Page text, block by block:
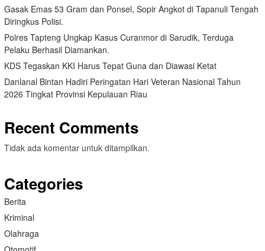
Gasak Emas 53 Gram dan Ponsel, Sopir Angkot di Tapanuli Tengah
Diringkus Polisi.
Polres Tapteng Ungkap Kasus Curanmor di Sarudik, Terduga
Pelaku Berhasil Diamankan.
KDS Tegaskan KKI Harus Tepat Guna dan Diawasi Ketat
Danlanal Bintan Hadiri Peringatan Hari Veteran Nasional Tahun
2026 Tingkat Provinsi Kepulauan Riau
Recent Comments
Tidak ada komentar untuk ditampilkan.
Categories
Berita
Kriminal
Olahraga